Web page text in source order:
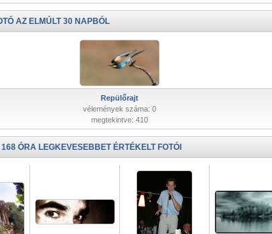
AZ ELMÚLT 30 NAPBÓL
Repülőrajt
vélemények száma: 0
megtekintve: 410
ÓRA LEGKEVESEBBET ÉRTÉKELT FOTÓI